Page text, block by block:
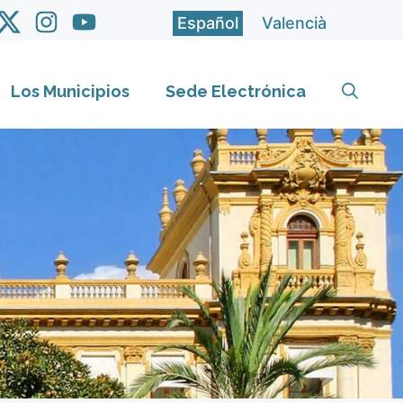
Español Valencià
Los Municipios Sede Electrónica